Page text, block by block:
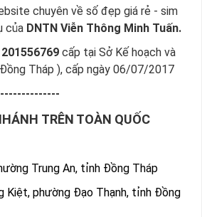
chuyên về số đẹp giá rẻ - sim
của DNTN Viễn Thông Minh Tuấn.
cấp tại Sở Kế hoạch và
Tháp ), cấp ngày 06/07/2017
TRÊN TOÀN QUỐC
Trung An, tỉnh Đồng Tháp
Kiệt, phường Đạo Thạnh, tỉnh Đồng